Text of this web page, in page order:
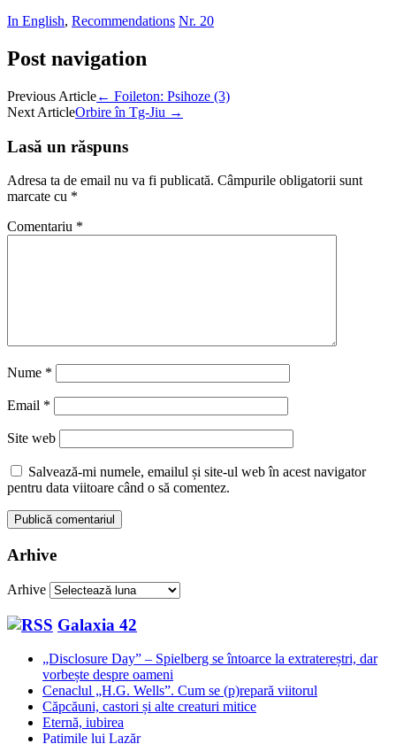
In English, Recommendations Nr. 20
Post navigation
Previous Article← Foileton: Psihoze (3)
Next ArticleOrbire în Tg-Jiu →
Lasă un răspuns
Adresa ta de email nu va fi publicată. Câmpurile obligatorii sunt
marcate cu *
Comentariu *
Nume *
Email *
Site web
Salvează-mi numele, emailul și site-ul web în acest navigator
pentru data viitoare când o să comentez.
Arhive
Arhive
Galaxia 42
„Disclosure Day” – Spielberg se întoarce la extratereștri, dar
vorbește despre oameni
Cenaclul „H.G. Wells”. Cum se (p)repară viitorul
Căpcăuni, castori și alte creaturi mitice
Eternă, iubirea
Patimile lui Lazăr